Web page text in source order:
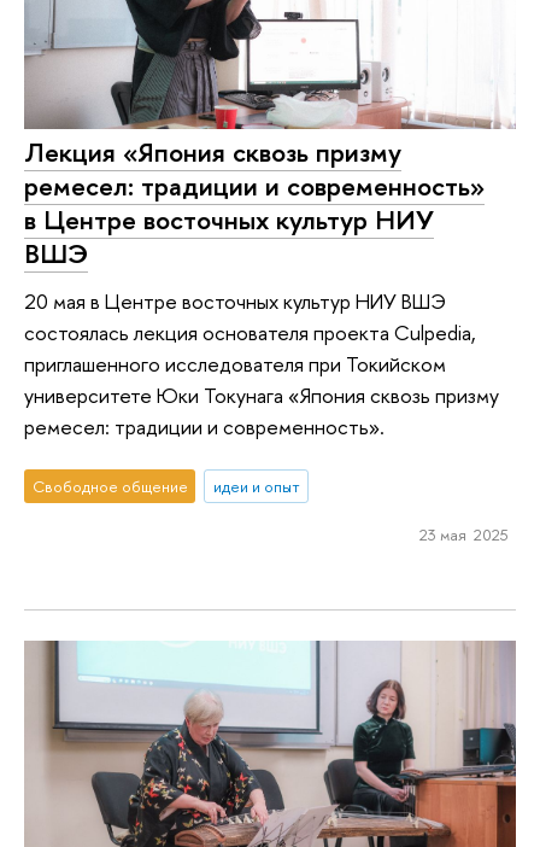
Лекция «Япония сквозь призму
ремесел: традиции и современность»
в Центре восточных культур НИУ
ВШЭ
20 мая в Центре восточных культур НИУ ВШЭ
состоялась лекция основателя проекта Culpedia,
приглашенного исследователя при Токийском
университете Юки Токунага «Япония сквозь призму
ремесел: традиции и современность».
Свободное общение идеи и опыт
23 мая 2025